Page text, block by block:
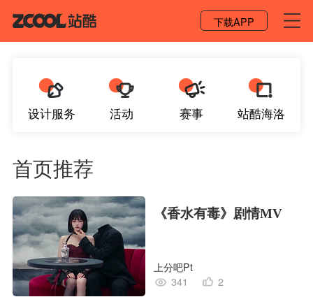
下载APP
设计服务 活动 赛事 站酷海洛
首页推荐
《香水有毒》剧情MV
上分吧Pt
341
2